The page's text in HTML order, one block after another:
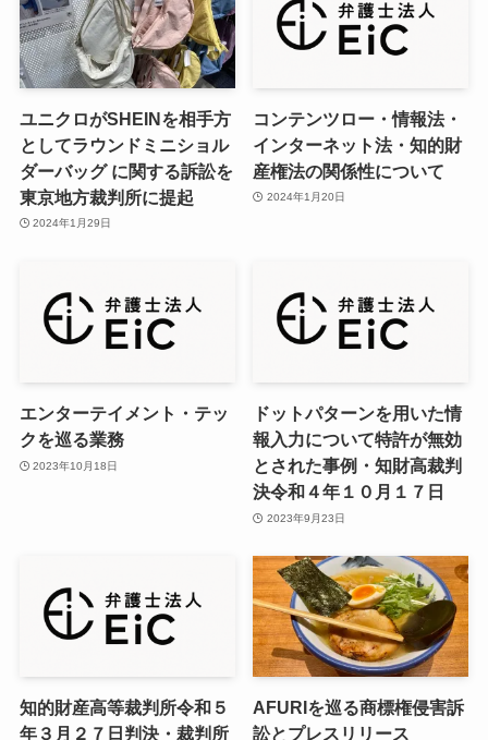
ユニクロがSHEINを相手方
としてラウンドミニショル
ダーバッグ に関する訴訟を
東京地方裁判所に提起
2024年1月29日
コンテンツロー・情報法・
インターネット法・知的財
産権法の関係性について
2024年1月20日
エンターテイメント・テッ
クを巡る業務
2023年10月18日
ドットパターンを用いた情
報入力について特許が無効
とされた事例・知財高裁判
決令和４年１０月１７日
2023年9月23日
知的財産高等裁判所令和５
年３月２７日判決・裁判所
AFURIを巡る商標権侵害訴
訟とプレスリリース